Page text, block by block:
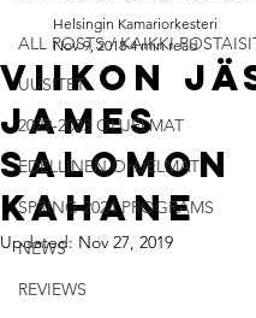
ALL POSTS / KAIKKI
UUSITET
2022-2023 OHJELMAT
EDELLINEN OHJELMAT
SPRING 2024 PROGRAMS
NEWS
REVIEWS
Viikon
James
Salomon
Kahane
Helsingin Kamariorkesteri
Nov 9, 2018 4 min read
Updated: Nov 27, 2019